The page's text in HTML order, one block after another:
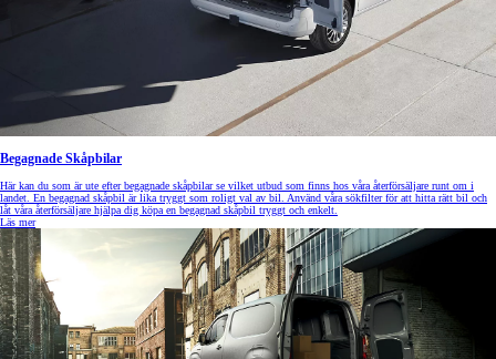
Begagnade Skåpbilar
Här kan du som är ute efter begagnade skåpbilar se vilket utbud som finns hos våra återförsäljare runt om i
landet. En begagnad skåpbil är lika tryggt som roligt val av bil. Använd våra sökfilter för att hitta rätt bil och
låt våra återförsäljare hjälpa dig köpa en begagnad skåpbil tryggt och enkelt.
Läs mer